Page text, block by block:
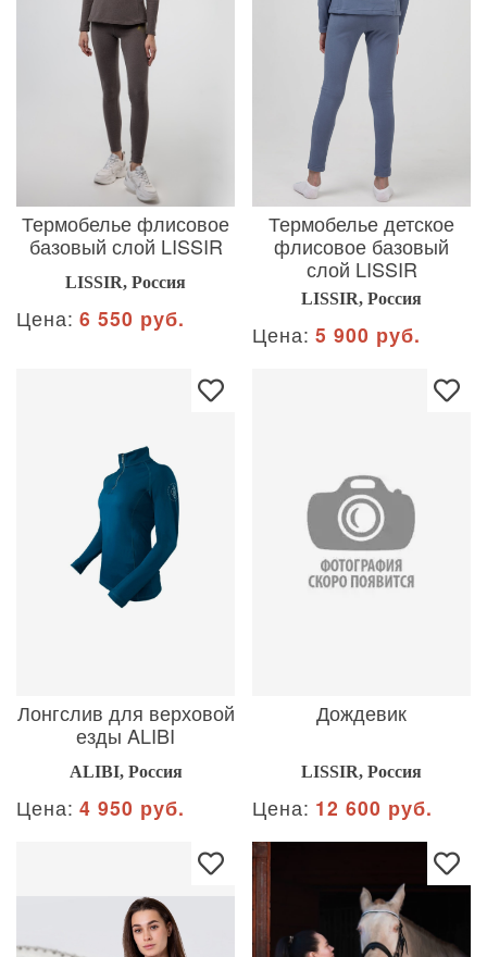
Термобелье флисовое
базовый слой LISSIR
LISSIR, Россия
Цена: 6 550 руб.
Термобелье детское
флисовое базовый
слой LISSIR
LISSIR, Россия
Цена: 5 900 руб.
Лонгслив для верховой
езды ALIBI
ALIBI, Россия
Цена: 4 950 руб.
Дождевик
LISSIR, Россия
Цена: 12 600 руб.